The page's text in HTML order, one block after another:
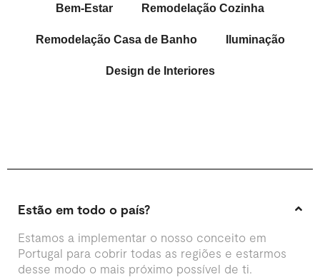
Bem-Estar Remodelação Cozinha
Remodelação Casa de Banho Iluminação
Design de Interiores
Estão em todo o país?
Estamos a implementar o nosso conceito em
Portugal para cobrir todas as regiões e estarmos
desse modo o mais próximo possível de ti.